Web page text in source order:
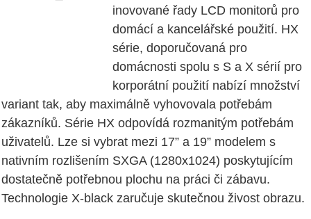
inovované řady LCD monitorů pro
domácí a kancelářské použití. HX
série, doporučovaná pro
domácnosti spolu s S a X sérií pro
korporátní použití nabízí množství
variant tak, aby maximálně vyhovovala potřebám
zákazníků. Série HX odpovídá rozmanitým potřebám
uživatelů. Lze si vybrat mezi 17” a 19” modelem s
nativním rozlišením SXGA (1280x1024) poskytujícím
dostatečně potřebnou plochu na práci či zábavu.
Technologie X-black zaručuje skutečnou živost obrazu.